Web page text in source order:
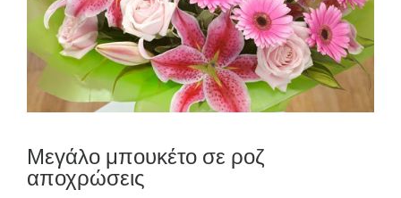
Μεγάλο μπουκέτο σε ροζ
αποχρώσεις